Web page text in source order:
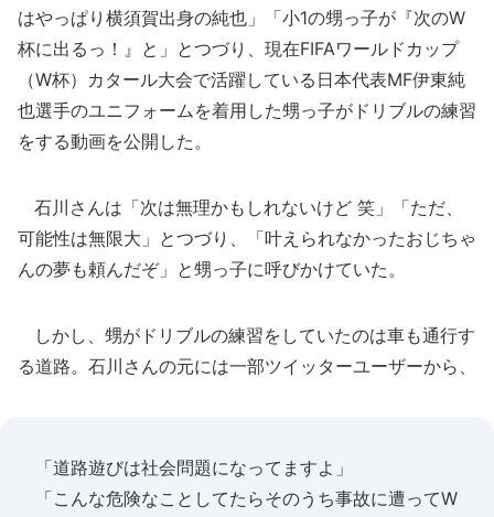
はやっぱり横須賀出身の純也」「小1の甥っ子が『次のW
杯に出るっ！』と」とつづり、現在FIFAワールドカップ
（W杯）カタール大会で活躍している日本代表MF伊東純
也選手のユニフォームを着用した甥っ子がドリブルの練習
をする動画を公開した。
石川さんは「次は無理かもしれないけど 笑」「ただ、
可能性は無限大」とつづり、「叶えられなかったおじちゃ
んの夢も頼んだぞ」と甥っ子に呼びかけていた。
しかし、甥がドリブルの練習をしていたのは車も通行す
る道路。石川さんの元には一部ツイッターユーザーから、
「道路遊びは社会問題になってますよ」
「こんな危険なことしてたらそのうち事故に遭ってW